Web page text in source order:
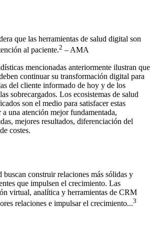
que las herramientas de salud digital son
al paciente.2 – AMA
mencionadas anteriormente ilustran que
continuar su transformación digital para
del cliente informado de hoy y de los
sobrecargados. Los ecosistemas de salud
son el medio para satisfacer estas
una atención mejor fundamentada,
mejores resultados, diferenciación del
costes.
buscan construir relaciones más sólidas y
que impulsen el crecimiento. Las
virtual, analítica y herramientas de CRM
relaciones e impulsar el crecimiento...3